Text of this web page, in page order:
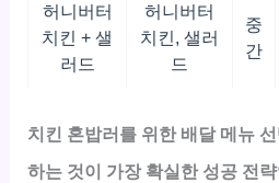
허니버터
치킨 + 샐
러드
허니버터
치킨, 샐러
드
중
간
치킨 혼밥러를 위한 배달 메뉴
하는 것이 가장 확실한 성공 전략